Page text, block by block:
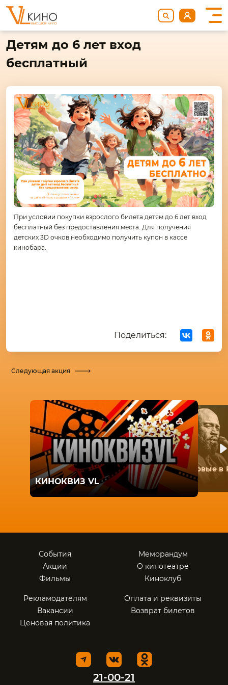
Детям до 6 лет вход
бесплатный
При условии покупки взрослого билета детям до 6 лет вход
бесплатный без предоставления места. Для получения
детских 3D очков необходимо получить купон в кассе
кинобара.
Поделиться:
Следующая акция
КИНОКВИЗ VL
Первые в
События
Акции
Фильмы
Меморандум
О кинотеатре
Киноклуб
Рекламодателям
Вакансии
Ценовая политика
Оплата и реквизиты
Возврат билетов
21-00-21